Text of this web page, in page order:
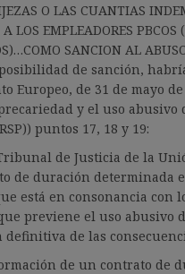
O LAS CUANTIAS
LOS EMPLEADORES
SANCION AL
de sanción,
Europeo, de 31 de mayo
y el uso abusivo
puntos 17, 18 y 19:
de Justicia de la
de duración determinada
está en consonancia con
previene el uso abusivo
de las
de un contrato de